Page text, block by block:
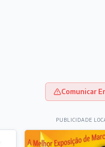
Comunicar
PUBLICIDADE